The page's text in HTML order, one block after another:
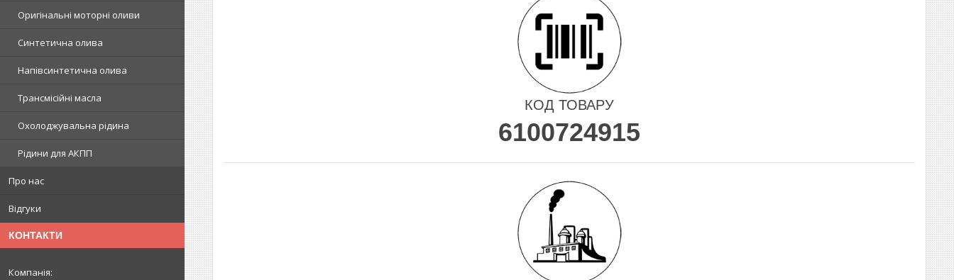
Оригінальні моторні оливи
Синтетична олива
Напівсинтетична олива
Трансмісійні масла
Охолоджувальна рідина
Рідини для АКПП
Про нас
Відгуки
КОНТАКТИ
КОД ТОВАРУ
6100724915